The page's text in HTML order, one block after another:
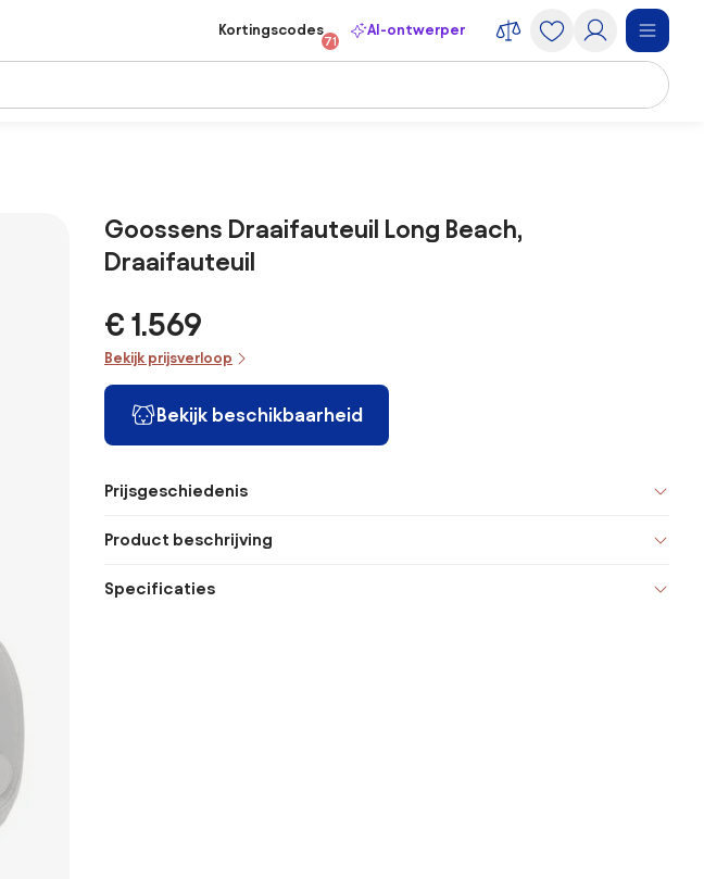
Kortingscodes
71
AI-ontwerper
Goossens Draaifauteuil Long Beach,
Draaifauteuil
€ 1.569
Bekijk prijsverloop
Bekijk beschikbaarheid
Prijsgeschiedenis
Product beschrijving
Specificaties